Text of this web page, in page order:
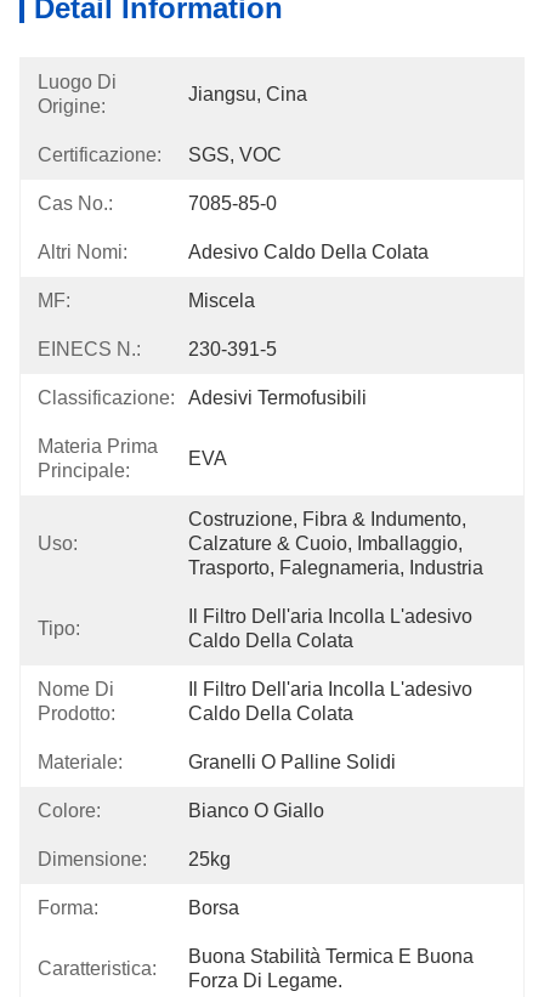
Detail Information
Luogo Di
Origine:
Jiangsu, Cina
Certificazione: SGS, VOC
Cas No.: 7085-85-0
Altri Nomi: Adesivo Caldo Della Colata
MF: Miscela
EINECS N.: 230-391-5
Classificazione: Adesivi Termofusibili
Materia Prima
Principale:
EVA
Uso:
Costruzione, Fibra & Indumento,
Calzature & Cuoio, Imballaggio,
Trasporto, Falegnameria, Industria
Tipo:
Il Filtro Dell'aria Incolla L'adesivo
Caldo Della Colata
Nome Di
Prodotto:
Il Filtro Dell'aria Incolla L'adesivo
Caldo Della Colata
Materiale: Granelli O Palline Solidi
Colore: Bianco O Giallo
Dimensione: 25kg
Forma: Borsa
Caratteristica:
Buona Stabilità Termica E Buona
Forza Di Legame.